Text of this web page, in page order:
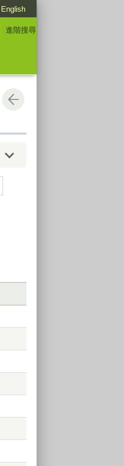
English
進階搜尋